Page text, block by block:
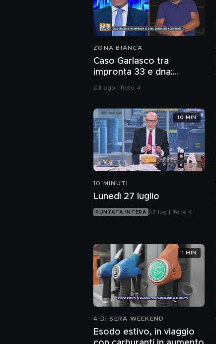
ZONA BIANCA
Caso Garlasco tra
impronta 33 e dna:
consulenze a confronto
03 ago | Rete 4
10 MINUTI
Lunedì 27 luglio
PUNTATA INTERA 27 lug | Rete 4
10 MIN
4 DI SERA WEEKEND
Esodo estivo, in viaggio
1 MIN